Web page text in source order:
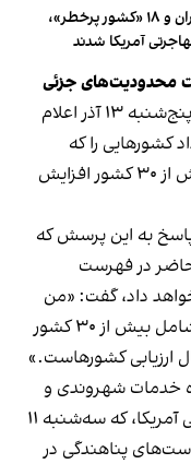
شهروندان دوتابعیتی ایران و ۱۸ «کشور پرخطر»،
آمریکا شدند
محدودیت‌های جزئی
کریستی نوم، وزیر امنیت داخلی آمریکا، پنج‌شنبه ۱۳ آذر اعلام
کشورهایی را که
مشمول ممنوعیت سفر می‌شوند به بیش از ۳۰ کشور افزایش
به این پرسش که
حاضر در فهرست
افزایش خواهد داد، گفت: «من
درباره تعداد دقیق چیزی نمی‌گویم، اما شامل بیش از ۳۰ کشور
کشورهاست.»
خدمات شهروندی و
مهاجرت، زیرمجموعه وزارت امنیت داخلی آمریکا، که سه‌شنبه ۱۱
پناهندگی در